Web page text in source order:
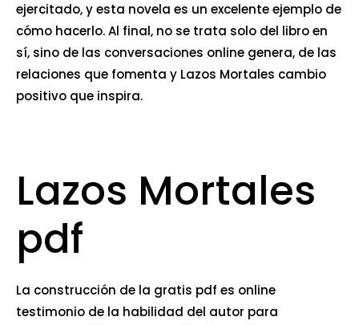
ejercitado, y esta novela es un excelente ejemplo de
cómo hacerlo. Al final, no se trata solo del libro en
sí, sino de las conversaciones online genera, de las
relaciones que fomenta y Lazos Mortales cambio
positivo que inspira.
Lazos Mortales
pdf
La construcción de la gratis pdf es online
testimonio de la habilidad del autor para